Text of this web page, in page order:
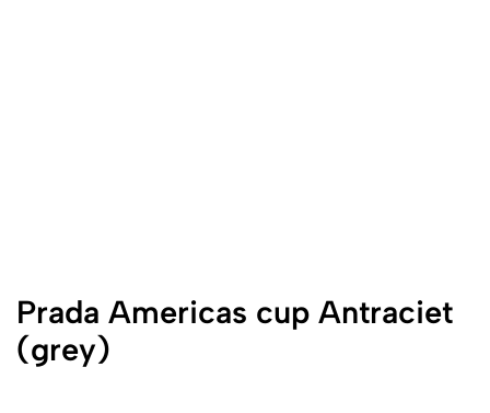
Prada Americas cup Antraciet
(grey)